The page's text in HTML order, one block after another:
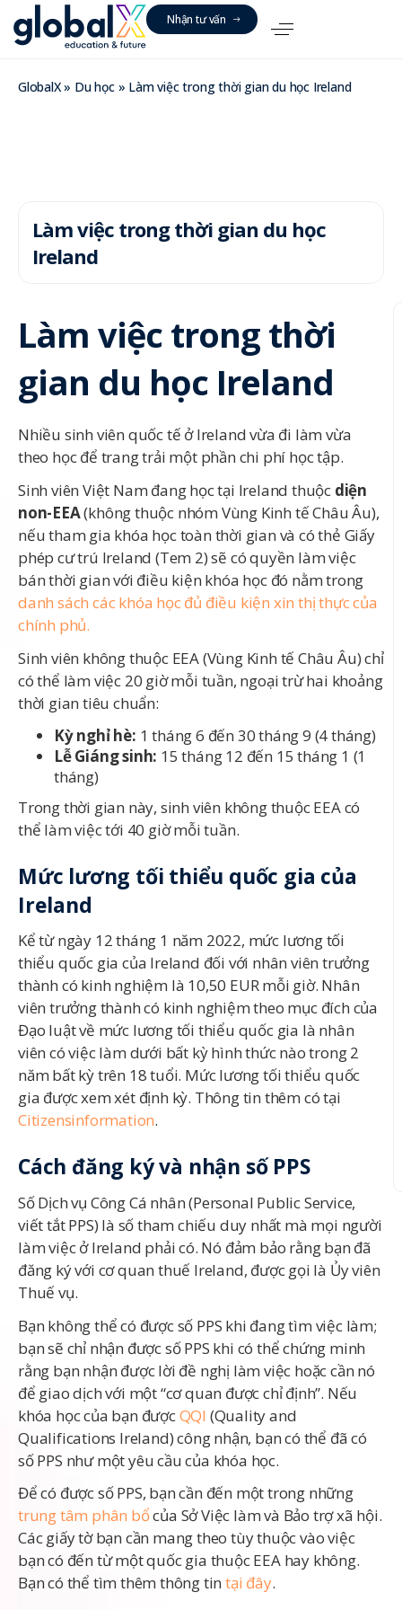
Nhận tưvấn
GlobalX» Du học» Làm việc trong thời gian du học Ireland
Làm việc trong thời gian du học
Ireland
Làm việc trong thời
gian du học Ireland
Nhiều sinh viên quốc tế ở Ireland vừa đi làm vừa
theo học để trang trải một phần chi phí học tập.
Sinh viên Việt Nam đang học tại Ireland thuộc diện
non-EEA(không thuộc nhóm Vùng Kinh tế Châu Âu),
nếu tham gia khóa học toàn thời gian và có thẻ Giấy
phép cư trú Ireland (Tem 2) sẽ có quyền làm việc
bán thời gian với điều kiện khóa học đó nằm trong
danh sách các khóa học đủ điều kiện xin thị thực của
chính phủ.
Sinh viên không thuộc EEA (Vùng Kinh tế Châu Âu) chỉ
có thể làm việc 20 giờ mỗi tuần, ngoại trừ hai khoảng
thời gian tiêu chuẩn:
Kỳ nghỉ hè: 1 tháng 6 đến 30 tháng 9 (4 tháng)
Lễ Giáng sinh: 15 tháng 12 đến 15 tháng 1 (1
tháng)
Trong thời gian này, sinh viên không thuộc EEA có
thể làm việc tới 40 giờ mỗi tuần.
Mức lương tối thiểu quốc gia của
Ireland
Kể từ ngày 12 tháng 1 năm 2022, mức lương tối
thiểu quốc gia của Ireland đối với nhân viên trưởng
thành có kinh nghiệm là 10,50 EUR mỗi giờ. Nhân
viên trưởng thành có kinh nghiệm theo mục đích của
Đạo luật về mức lương tối thiểu quốc gia là nhân
viên có việc làm dưới bất kỳ hình thức nào trong 2
năm bất kỳ trên 18 tuổi. Mức lương tối thiểu quốc
gia được xem xét định kỳ. Thông tin thêm có tại
Citizensinformation.
Cách đăng ký và nhận số PPS
Số Dịch vụ Công Cá nhân (Personal Public Service,
viết tắt PPS) là số tham chiếu duy nhất mà mọi người
làm việc ở Ireland phải có. Nó đảm bảo rằng bạn đã
đăng ký với cơ quan thuế Ireland, được gọi là Ủy viên
Thuế vụ.
Bạn không thể có được số PPS khi đang tìm việc làm;
bạn sẽ chỉ nhận được số PPS khi có thể chứng minh
rằng bạn nhận được lời đề nghị làm việc hoặc cần nó
để giao dịch với một “cơ quan được chỉ định”. Nếu
khóa học của bạn đượcQQI (Quality and
Qualifications Ireland) công nhận, bạn có thể đã có
số PPS như một yêu cầu của khóa học.
Để có được số PPS, bạn cần đến một trong những
trung tâm phân bổcủa Sở Việc làm và Bảo trợ xã hội.
Các giấy tờ bạn cần mang theo tùy thuộc vào việc
bạn có đến từ một quốc gia thuộc EEA hay không.
Bạn có thể tìm thêm thông tintại đây.